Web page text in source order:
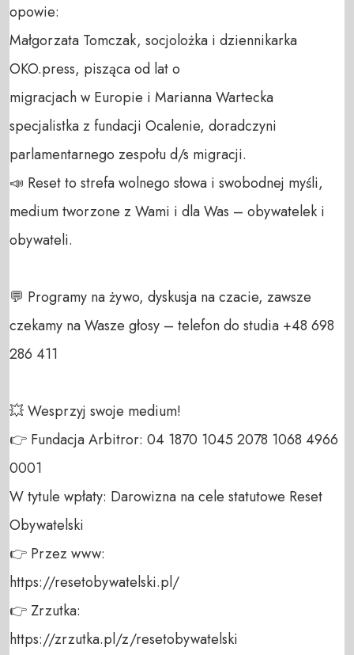
opowie:
Małgorzata Tomczak, socjolożka i dziennikarka
OKO.press, pisząca od lat o
migracjach w Europie i Marianna Wartecka
specjalistka z fundacji Ocalenie, doradczyni
parlamentarnego zespołu d/s migracji.
📣 Reset to strefa wolnego słowa i swobodnej myśli,
medium tworzone z Wami i dla Was – obywatelek i
obywateli.
💬 Programy na żywo, dyskusja na czacie, zawsze
czekamy na Wasze głosy – telefon do studia +48 698
286 411
💥 Wesprzyj swoje medium!
👉 Fundacja Arbitror: 04 1870 1045 2078 1068 4966
0001
W tytule wpłaty: Darowizna na cele statutowe Reset
Obywatelski
👉 Przez www:
https://resetobywatelski.pl/
👉 Zrzutka:
https://zrzutka.pl/z/resetobywatelski